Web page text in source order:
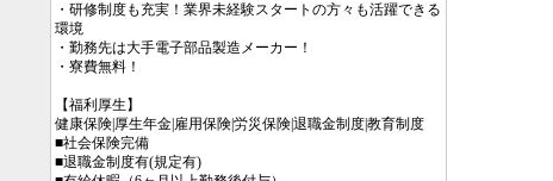
・研修制度も充実！業界未経験スタートの方々も活躍できる
環境
・勤務先は大手電子部品製造メーカー！
・寮費無料！
【福利厚生】
健康保険|厚生年金|雇用保険|労災保険|退職金制度|教育制度
■社会保険完備
■退職金制度有(規定有)